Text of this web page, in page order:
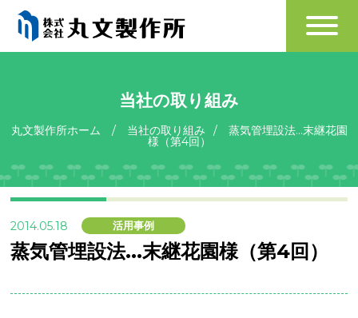
当社の取り組み
丸文製作所ホーム / 当社の取り組み / 蒸気管埋設法...末継花園
様（第4回）
2014.05.18 活用事例
蒸気管埋設法...末継花園様（第4回）